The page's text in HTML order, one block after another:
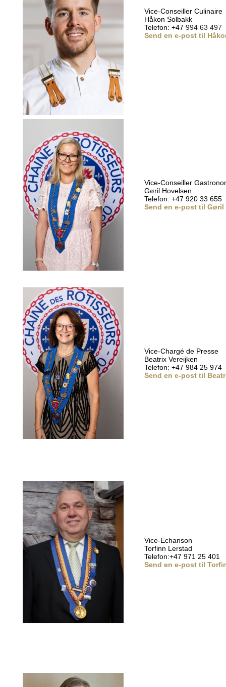
Vice-Conseiller Culinaire
Håkon Solbakk
Telefon: +47 994 63 497
Send en e-post til
Vice-Conseiller
Gøril Hovelsen
Telefon: +47 920 33 655
Send en e-post til Gøril
Vice-Chargé de Presse
Beatrix Vereijken
Telefon: +47 984 25 974
Send en e-post til
Vice-Echanson
Torfinn Lerstad
Telefon:+47 971 25 401
Send en e-post til